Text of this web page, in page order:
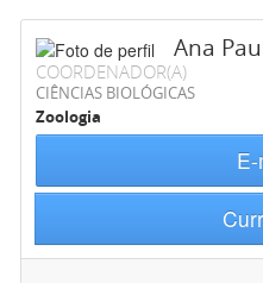
Ana
COORDENADOR(A)
CIÊNCIAS BIOLÓGICAS
Zoologia